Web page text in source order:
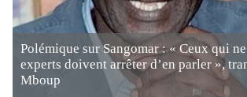
Polémique sur Sangomar : « Ceux qui
experts doivent arrêter d’en parler »,
Mboup